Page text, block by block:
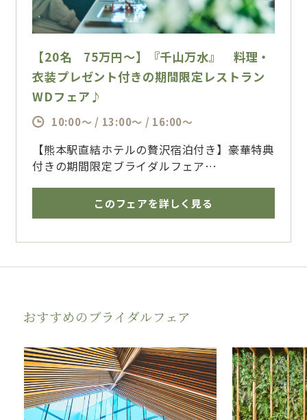
【20名 75万円～】『千山万水』 料理・
衣装プレゼント付きの期間限定レストラン
WDフェア♪
10:00～ / 13:00～ / 16:00～
【熊本駅直結ホテルの贅沢宿泊付き】豪華特典
付きの期間限定ブライダルフェア
ンで叶う、大切なゲストのみなさまと過ごす特
別な一日
を
もてなしも叶います。
熊本駅直結の好立地×360度緑と水辺に囲まれ
たチャペルもスタッフ一押し！
このフェアを詳しく見る
おすすめのブライダルフェア